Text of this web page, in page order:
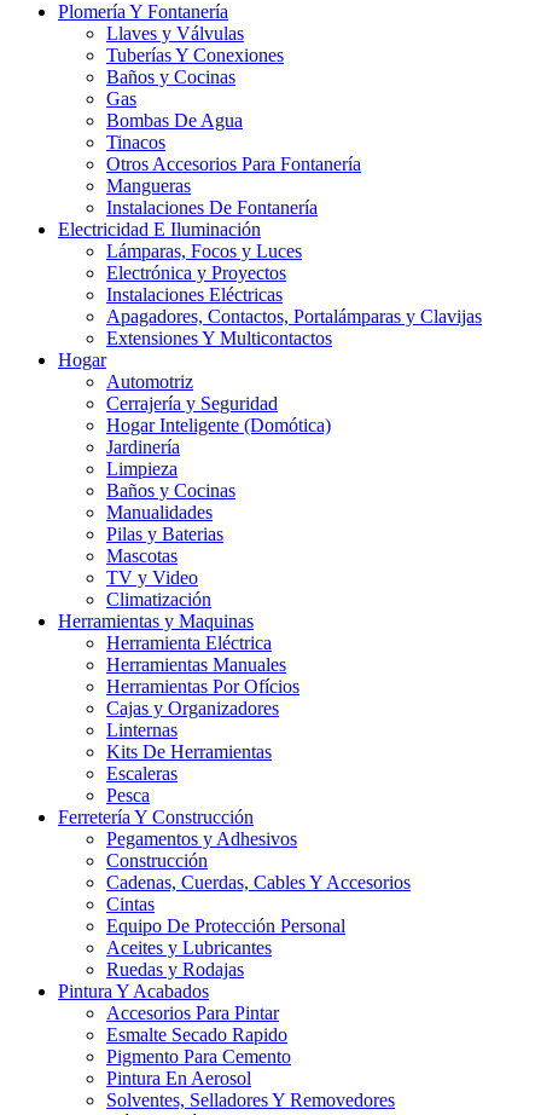
Plomería Y Fontanería
Llaves y Válvulas
Tuberías Y Conexiones
Baños y Cocinas
Gas
Bombas De Agua
Tinacos
Otros Accesorios Para Fontanería
Mangueras
Instalaciones De Fontanería
Electricidad E Iluminación
Lámparas, Focos y Luces
Electrónica y Proyectos
Instalaciones Eléctricas
Apagadores, Contactos, Portalámparas y Clavijas
Extensiones Y Multicontactos
Hogar
Automotriz
Cerrajería y Seguridad
Hogar Inteligente (Domótica)
Jardinería
Limpieza
Baños y Cocinas
Manualidades
Pilas y Baterias
Mascotas
TV y Video
Climatización
Herramientas y Maquinas
Herramienta Eléctrica
Herramientas Manuales
Herramientas Por Ofícios
Cajas y Organizadores
Linternas
Kits De Herramientas
Escaleras
Pesca
Ferretería Y Construcción
Pegamentos y Adhesivos
Construcción
Cadenas, Cuerdas, Cables Y Accesorios
Cintas
Equipo De Protección Personal
Aceites y Lubricantes
Ruedas y Rodajas
Pintura Y Acabados
Accesorios Para Pintar
Esmalte Secado Rapido
Pigmento Para Cemento
Pintura En Aerosol
Solventes, Selladores Y Removedores